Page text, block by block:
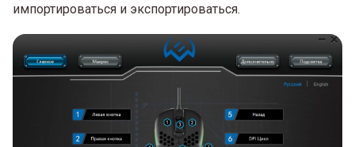
импортироваться и экспортироваться.